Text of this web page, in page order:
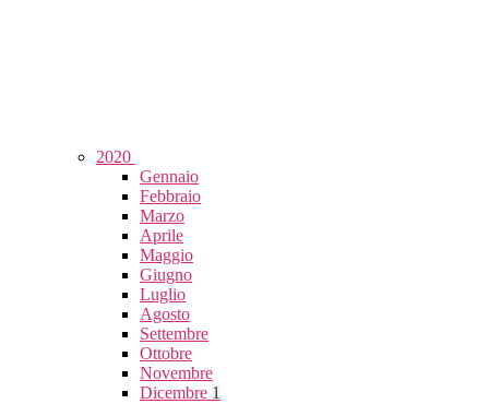
2020
Gennaio
Febbraio
Marzo
Aprile
Maggio
Giugno
Luglio
Agosto
Settembre
Ottobre
Novembre
Dicembre 1